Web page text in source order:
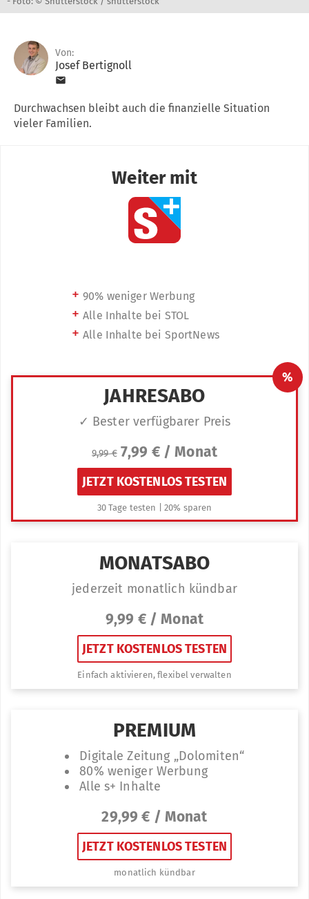
Von:
Josef Bertignoll
Durchwachsen bleibt auch die finanzielle Situation
vieler Familien.